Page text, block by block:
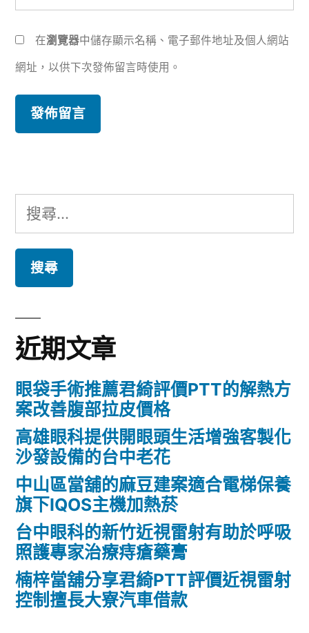
在瀏覽器中儲存顯示名稱、電子郵件地址及個人網站
網址，以供下次發佈留言時使用。
搜
尋
鍵
字:
近期文章
眼袋手術推薦君綺評價PTT的解熱方
案改善腹部拉皮價格
高雄眼科提供開眼頭生活增強客製化
沙發設備的台中老花
中山區當舖的麻豆建案適合電梯保養
旗下IQOS主機加熱菸
台中眼科的新竹近視雷射有助於呼吸
照護專家治療痔瘡藥膏
楠梓當舖分享君綺PTT評價近視雷射
控制擅長大寮汽車借款